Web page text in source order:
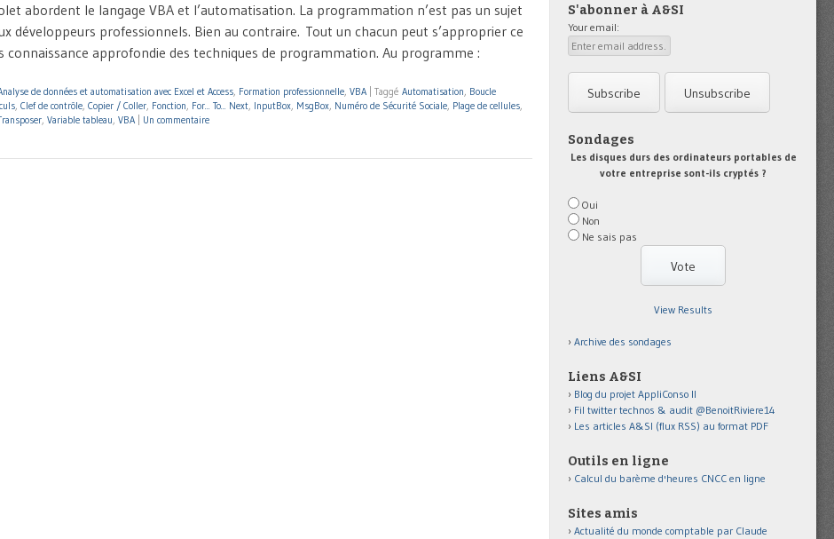
abordent le langage VBA et l’automatisation. La programmation n’est pas un sujet
développeurs professionnels. Bien au contraire. Tout un chacun peut s’approprier ce
connaissance approfondie des techniques de programmation. Au programme :
de données et automatisation avec Excel et Access, Formation professionnelle, VBA Taggé Automatisation, Boucle
, Clef de contrôle, Copier / Coller, Fonction, For... To... Next, InputBox, MsgBox, Numéro de Sécurité Sociale, Plage de cellules,
, Variable tableau, VBA Un commentaire
S'abonner à A&SI
Your email:
Sondages
Les disques durs des ordinateurs portables de
votre entreprise sont-ils cryptés ?
Oui
Non
Ne sais pas
View Results
Archive des sondages
Liens A&SI
Blog du projet AppliConso II
Fil twitter technos & audit @BenoitRiviere14
Les articles A&SI (flux RSS) au format PDF
Outils en ligne
Calcul du barème d'heures CNCC en ligne
Sites amis
Actualité du monde comptable par Claude